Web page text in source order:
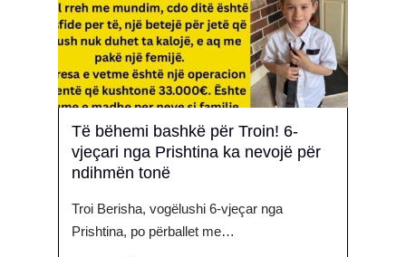
Të bëhemi bashkë për Troin! 6-
vjeçari nga Prishtina ka nevojë për
ndihmën tonë
Troi Berisha, vogëlushi 6-vjeçar nga
Prishtina, po përballet me…